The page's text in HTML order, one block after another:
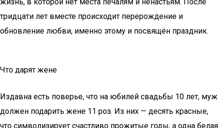
тридцати лет вместе происходит перерождение и
обновление любви, именно этому и посвящён праздник.
Что дарят жене
Издавна есть поверье, что на юбилей свадьбы 10 лет, муж
должен подарить жене 11 роз. Из них — десять красные,
что символизирует счастливо прожитые годы, а одна белая